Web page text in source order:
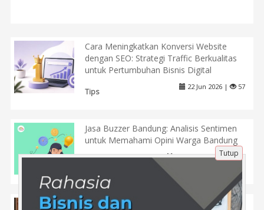
Cara Meningkatkan Konversi Website
dengan SEO: Strategi Traffic Berkualitas
untuk Pertumbuhan Bisnis Digital
Tips
22 Jun 2026 | 57
Jasa Buzzer Bandung: Analisis Sentimen
untuk Memahami Opini Warga Bandung
24 Maret 2025 | 427
Bagaimana Mentor Mempengaruhi
Tutup